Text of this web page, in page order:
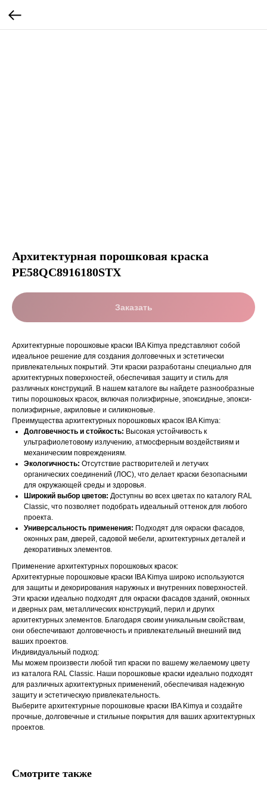
Архитектурная порошковая краска
PE58QC8916180STX
Заказать
Архитектурные порошковые краски IBA Kimya представляют собой
идеальное решение для создания долговечных и эстетически
привлекательных покрытий. Эти краски разработаны специально для
архитектурных поверхностей, обеспечивая защиту и стиль для
различных конструкций. В нашем каталоге вы найдете разнообразные
типы порошковых красок, включая полиэфирные, эпоксидные, эпокси-
полиэфирные, акриловые и силиконовые.
Преимущества архитектурных порошковых красок IBA Kimya:
Долговечность и стойкость: Высокая устойчивость к
ультрафиолетовому излучению, атмосферным воздействиям и
механическим повреждениям.
Экологичность: Отсутствие растворителей и летучих
органических соединений (ЛОС), что делает краски безопасными
для окружающей среды и здоровья.
Широкий выбор цветов: Доступны во всех цветах по каталогу RAL
Classic, что позволяет подобрать идеальный оттенок для любого
проекта.
Универсальность применения: Подходят для окраски фасадов,
оконных рам, дверей, садовой мебели, архитектурных деталей и
декоративных элементов.
Применение архитектурных порошковых красок:
Архитектурные порошковые краски IBA Kimya широко используются
для защиты и декорирования наружных и внутренних поверхностей.
Эти краски идеально подходят для окраски фасадов зданий, оконных
и дверных рам, металлических конструкций, перил и других
архитектурных элементов. Благодаря своим уникальным свойствам,
они обеспечивают долговечность и привлекательный внешний вид
ваших проектов.
Индивидуальный подход:
Мы можем произвести любой тип краски по вашему желаемому цвету
из каталога RAL Classic. Наши порошковые краски идеально подходят
для различных архитектурных применений, обеспечивая надежную
защиту и эстетическую привлекательность.
Выберите архитектурные порошковые краски IBA Kimya и создайте
прочные, долговечные и стильные покрытия для ваших архитектурных
проектов.
Смотрите также